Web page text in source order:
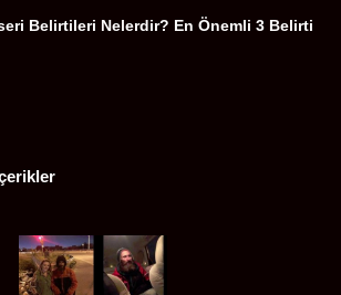
Belirtileri Nelerdir? En Önemli 3 Belirti